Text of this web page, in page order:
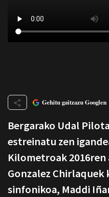
Gehitu gaitzazu Googlen
Bergarako Udal
estreinatu zen
Kilometroak
Gonzalez
sinfonikoa, Maddi